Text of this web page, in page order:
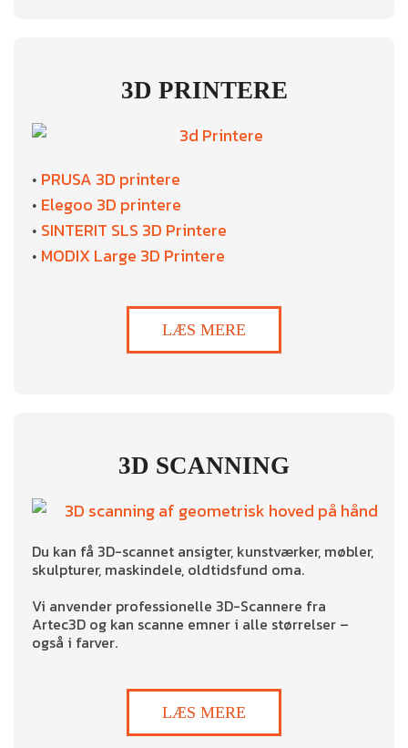
3D PRINTERE
• PRUSA 3D printere
• Elegoo 3D printere
• SINTERIT SLS 3D Printere
• MODIX Large 3D Printere
LÆS MERE
3D SCANNING
Du kan få 3D-scannet ansigter, kunstværker, møbler,
skulpturer, maskindele, oldtidsfund oma.
Vi anvender professionelle 3D-Scannere fra
Artec3D og kan scanne emner i alle størrelser –
også i farver.
LÆS MERE